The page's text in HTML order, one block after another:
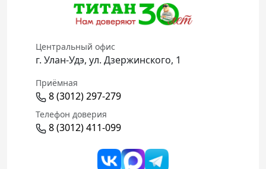
Центральный офис
г. Улан-Удэ, ул. Дзержинского, 1
Приёмная
8 (3012) 297-279
Телефон доверия
8 (3012) 411-099